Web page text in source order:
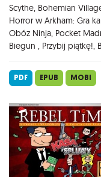
Scythe, Bohemian
Horror w Arkham: Gra
Obóz Ninja, Pocket
Biegun , Przybij piątkę!,
PDF EPUB MOBI